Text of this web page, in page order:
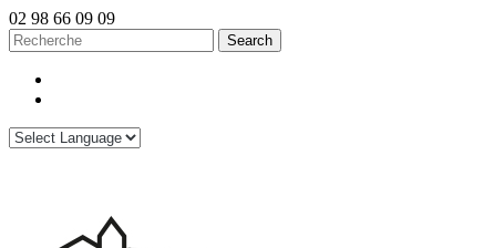
02 98 66 09 09